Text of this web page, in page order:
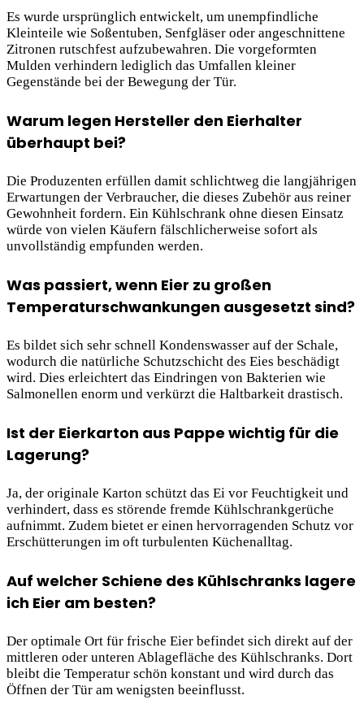
Es wurde ursprünglich entwickelt, um unempfindliche
Kleinteile wie Soßentuben, Senfgläser oder angeschnittene
Zitronen rutschfest aufzubewahren. Die vorgeformten
Mulden verhindern lediglich das Umfallen kleiner
Gegenstände bei der Bewegung der Tür.
Warum legen Hersteller den Eierhalter
überhaupt bei?
Die Produzenten erfüllen damit schlichtweg die langjährigen
Erwartungen der Verbraucher, die dieses Zubehör aus reiner
Gewohnheit fordern. Ein Kühlschrank ohne diesen Einsatz
würde von vielen Käufern fälschlicherweise sofort als
unvollständig empfunden werden.
Was passiert, wenn Eier zu großen
Temperaturschwankungen ausgesetzt sind?
Es bildet sich sehr schnell Kondenswasser auf der Schale,
wodurch die natürliche Schutzschicht des Eies beschädigt
wird. Dies erleichtert das Eindringen von Bakterien wie
Salmonellen enorm und verkürzt die Haltbarkeit drastisch.
Ist der Eierkarton aus Pappe wichtig für die
Lagerung?
Ja, der originale Karton schützt das Ei vor Feuchtigkeit und
verhindert, dass es störende fremde Kühlschrankgerüche
aufnimmt. Zudem bietet er einen hervorragenden Schutz vor
Erschütterungen im oft turbulenten Küchenalltag.
Auf welcher Schiene des Kühlschranks lagere
ich Eier am besten?
Der optimale Ort für frische Eier befindet sich direkt auf der
mittleren oder unteren Ablagefläche des Kühlschranks. Dort
bleibt die Temperatur schön konstant und wird durch das
Öffnen der Tür am wenigsten beeinflusst.